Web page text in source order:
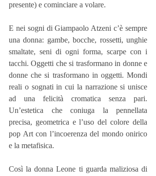
presente) e cominciare a volare.
E nei sogni di Giampaolo Atzeni c’è sempre
una donna: gambe, bocche, rossetti, unghie
smaltate, seni di ogni forma, scarpe con i
tacchi. Oggetti che si trasformano in donne e
donne che si trasformano in oggetti. Mondi
reali o sognati in cui la narrazione si unisce
ad una felicità cromatica senza pari.
Un’estetica che coniuga la pennellata
precisa, geometrica e l’uso del colore della
pop Art con l’incoerenza del mondo onirico
e la metafisica.
Così la donna Leone ti guarda maliziosa di